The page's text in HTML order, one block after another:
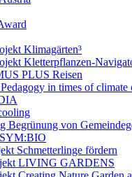
Klimagärten³
Kletterpflanzen-
PLUS Reisen
in times of climate
Begrünung von
Schmetterlinge fördern
LIVING GARDENS